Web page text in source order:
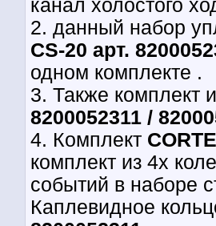
канал холостого
2. данный набор
CS-20 арт.
одном комплекте .
3. Также комплект
8200052311 /
4. Комплект
комплект из 4х
событий в наборе
Каплевидное